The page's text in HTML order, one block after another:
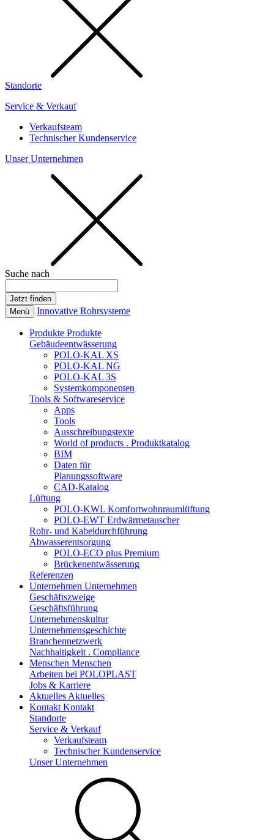
Standorte
Service & Verkauf
Verkaufsteam
Technischer Kundenservice
Unser Unternehmen
Suche nach
Menü Innovative Rohrsysteme
Produkte Produkte
Gebäudeentwässerung
POLO-KAL XS
POLO-KAL NG
POLO-KAL 3S
Systemkomponenten
Tools & Softwareservice
Apps
Tools
Ausschreibungstexte
World of products . Produktkatalog
BIM
Daten für
Planungssoftware
CAD-Katalog
Lüftung
POLO-KWL Komfortwohnraumlüftung
POLO-EWT Erdwärmetauscher
Rohr- und Kabeldurchführung
Abwasserentsorgung
POLO-ECO plus Premium
Brückenentwässerung
Referenzen
Unternehmen Unternehmen
Geschäftszweige
Geschäftsführung
Unternehmenskultur
Unternehmensgeschichte
Branchennetzwerk
Nachhaltigkeit . Compliance
Menschen Menschen
Arbeiten bei POLOPLAST
Jobs & Karriere
Aktuelles Aktuelles
Kontakt Kontakt
Standorte
Service & Verkauf
Verkaufsteam
Technischer Kundenservice
Unser Unternehmen